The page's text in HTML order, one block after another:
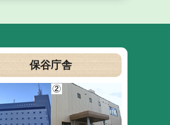
保谷庁舎